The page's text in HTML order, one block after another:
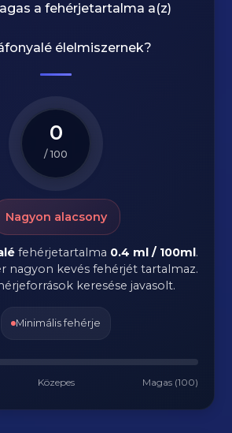
a fehérjetartalma a(z)
élelmiszernek?
0
/ 100
Nagyon alacsony
fehérjetartalma 0.4 ml / 100ml.
nagyon kevés fehérjét tartalmaz.
keresése javasolt.
Minimális fehérje
Közepes Magas (100)